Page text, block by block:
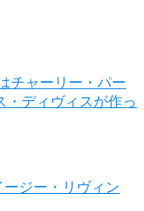
チャーリー・パー
・ディヴィスが作っ
ージー・リヴィン